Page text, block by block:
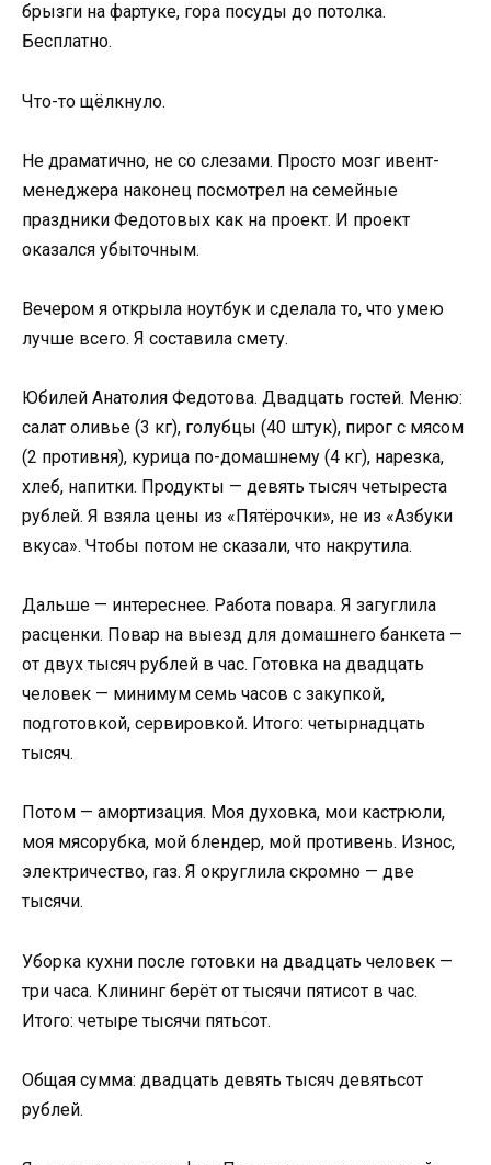
брызги на фартуке, гора посуды до потолка.
Бесплатно.
Что-то щёлкнуло.
Не драматично, не со слезами. Просто мозг ивент-
менеджера наконец посмотрел на семейные
праздники Федотовых как на проект. И проект
оказался убыточным.
Вечером я открыла ноутбук и сделала то, что умею
лучше всего. Я составила смету.
Юбилей Анатолия Федотова. Двадцать гостей. Меню:
салат оливье (3 кг), голубцы (40 штук), пирог с мясом
(2 противня), курица по-домашнему (4 кг), нарезка,
хлеб, напитки. Продукты — девять тысяч четыреста
рублей. Я взяла цены из «Пятёрочки», не из «Азбуки
вкуса». Чтобы потом не сказали, что накрутила.
Дальше — интереснее. Работа повара. Я загуглила
расценки. Повар на выезд для домашнего банкета —
от двух тысяч рублей в час. Готовка на двадцать
человек — минимум семь часов с закупкой,
подготовкой, сервировкой. Итого: четырнадцать
тысяч.
Потом — амортизация. Моя духовка, мои кастрюли,
моя мясорубка, мой блендер, мой противень. Износ,
электричество, газ. Я округлила скромно — две
тысячи.
Уборка кухни после готовки на двадцать человек —
три часа. Клининг берёт от тысячи пятисот в час.
Итого: четыре тысячи пятьсот.
Общая сумма: двадцать девять тысяч девятьсот
рублей.